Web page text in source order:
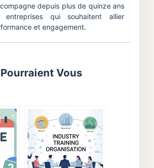
depuis plus de quinze ans
entreprises qui souhaitent allier
et engagement.
Vous